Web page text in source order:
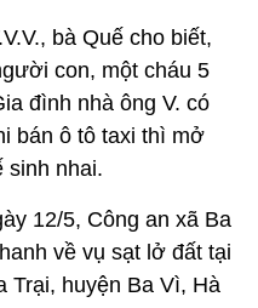
bà Quế cho biết,
con, một cháu 5
đình nhà ông V. có
bán ô tô taxi thì mở
sinh nhai.
12/5, Công an xã Ba
về vụ sạt lở đất tại
Trại, huyện Ba Vì, Hà